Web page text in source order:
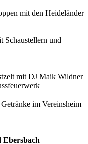
mit den Heideländer
Schaustellern und
mit DJ Maik Wildner
im Vereinsheim
Ebersbach